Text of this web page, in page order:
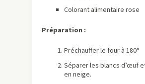
Colorant alimentaire rose
Préparation :
Préchauffer le four à 180°
Séparer les blancs d’œuf
en neige.